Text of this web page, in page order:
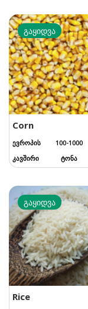
გაყიდვა
Corn
ევროპის
კავშირი
100-1000
ტონა
გაყიდვა
Rice